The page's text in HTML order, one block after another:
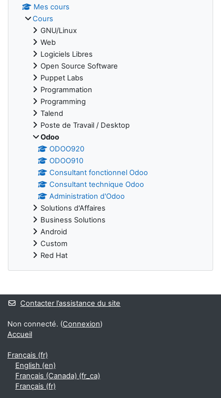
Mes cours
Cours
GNU/Linux
Web
Logiciels Libres
Open Source Software
Puppet Labs
Programmation
Programming
Talend
Poste de Travail / Desktop
Odoo
ODOO920
ODOO910
Consultant fonctionnel Odoo
Consultant technique Odoo
Administration d'Odoo
Solutions d'Affaires
Business Solutions
Android
Custom
Red Hat
Blocs supplémentaires
Contacter l’assistance du site
Non connecté. (Connexion)
Accueil
Français ‎(fr)‎
English ‎(en)‎
Français (Canada) ‎(fr_ca)‎
Français ‎(fr)‎